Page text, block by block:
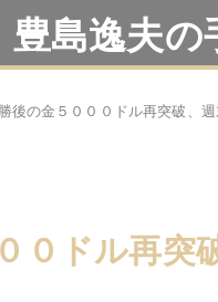
豊島逸夫の
後の金５０００ドル再突破、
０ドル再突